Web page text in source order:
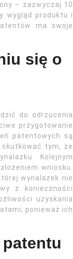
– zazwyczaj 10
wygląd produktu i
ma swoje
się o
do odrzucenia
przygotowanie
patentowych są
skutkować tym, że
Kolejnym
wniosku.
wynalazek nie
z konieczności
uzyskania
ponieważ ich